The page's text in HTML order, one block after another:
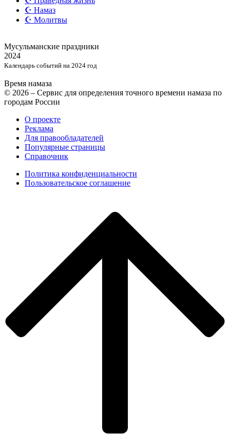
☪️ Намаз
☪️ Молитвы
Мусульманские праздники
2024
Календарь событий на 2024 год
Время намаза
© 2026 – Сервис для определения точного времени намаза по
городам России
О проекте
Реклама
Для правообладателей
Популярные страницы
Справочник
Политика конфиденциальности
Пользовательское соглашение